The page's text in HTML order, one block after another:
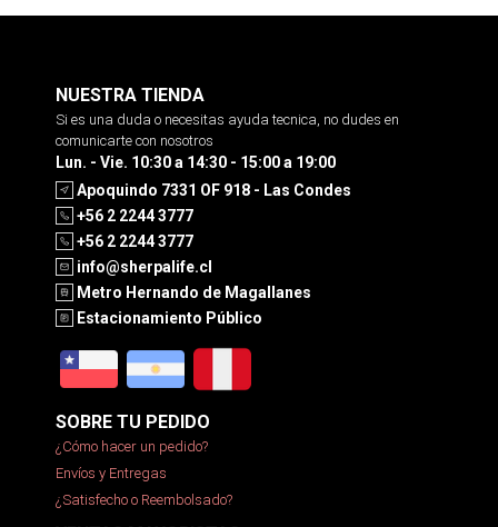
NUESTRA TIENDA
Si es una duda o necesitas ayuda tecnica, no dudes en
comunicarte con nosotros
Lun. - Vie. 10:30 a 14:30 - 15:00 a 19:00
Apoquindo 7331 OF 918 - Las Condes
+56 2 2244 3777
+56 2 2244 3777
info@sherpalife.cl
Metro Hernando de Magallanes
Estacionamiento Público
SOBRE TU PEDIDO
¿Cómo hacer un pedido?
Envíos y Entregas
¿Satisfecho o Reembolsado?